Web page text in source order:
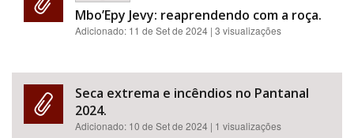
Mbo’Epy Jevy: reaprendendo com a roça.
Adicionado: 11 de Set de 2024 | 3 visualizações
Seca extrema e incêndios no Pantanal
2024.
Adicionado: 10 de Set de 2024 | 1 visualizações